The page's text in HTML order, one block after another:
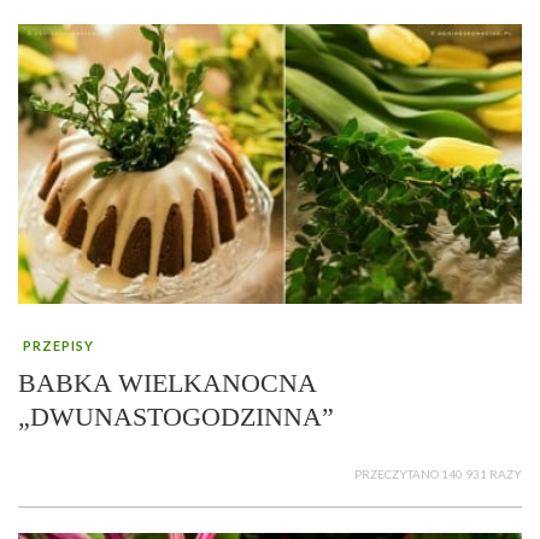
PRZEPISY
BABKA WIELKANOCNA
„DWUNASTOGODZINNA”
PRZECZYTANO 140 931 RAZY